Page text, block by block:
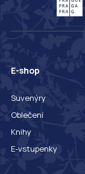
E-shop
Suvenýry
Oblečení
Knihy
E-vstupenky